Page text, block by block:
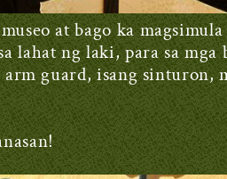
at bago ka
lahat ng laki, para sa mga
arm guard, isang sinturon,